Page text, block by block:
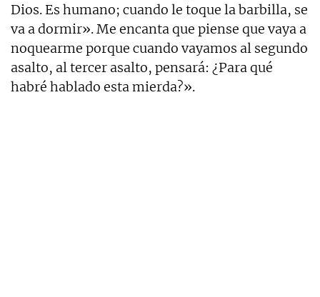
Dios. Es humano; cuando le toque la barbilla, se
va a dormir». Me encanta que piense que vaya a
noquearme porque cuando vayamos al segundo
asalto, al tercer asalto, pensará: ¿Para qué
habré hablado esta mierda?».